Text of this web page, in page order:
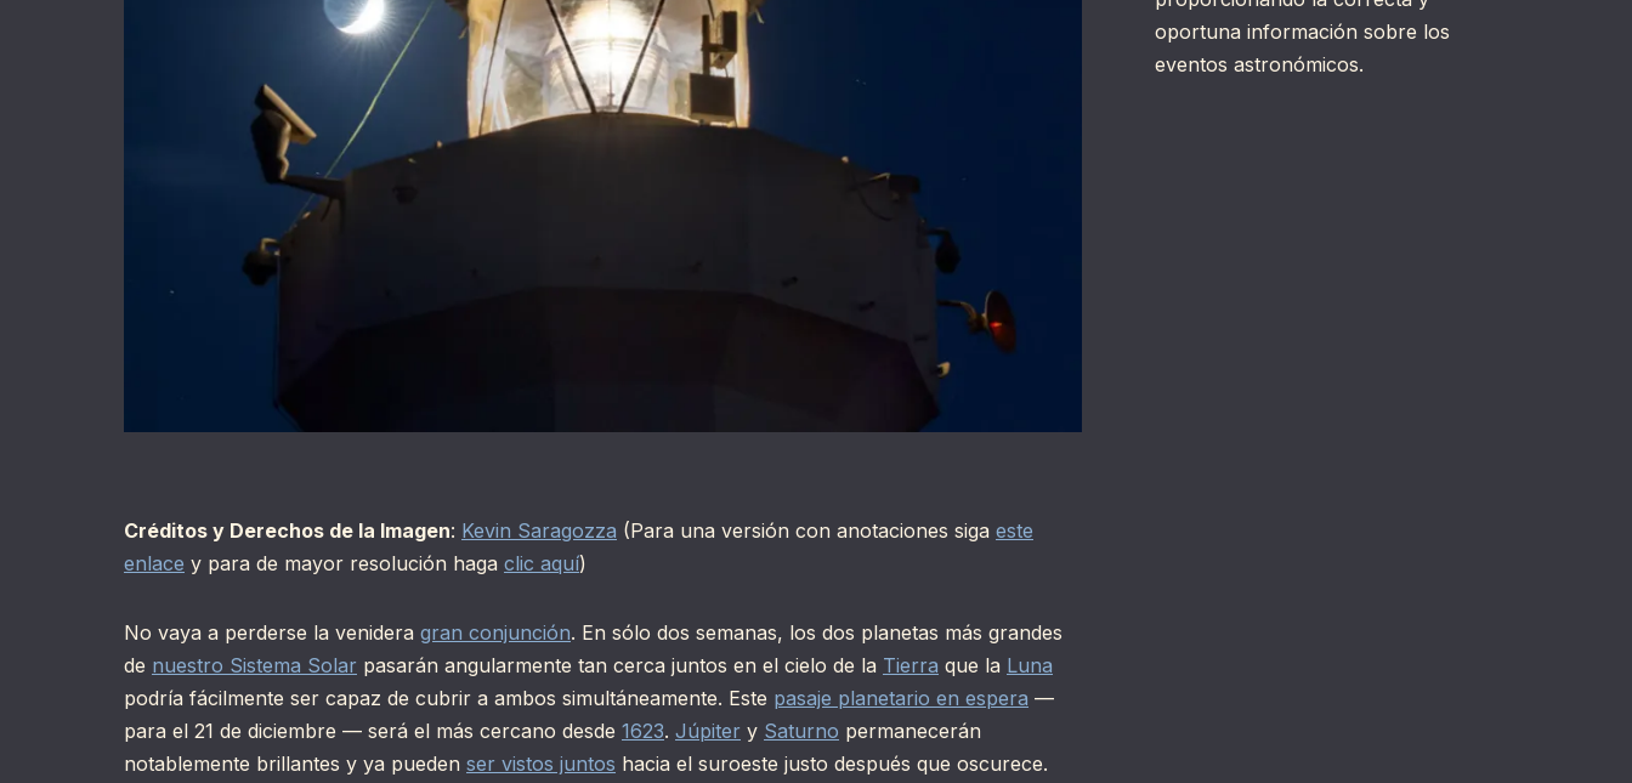
Créditos y Derechos de la Imagen: Kevin Saragozza (Para una versión con anotaciones siga este
enlace y para de mayor resolución haga clic aquí)
No vaya a perderse la venidera gran conjunción. En sólo dos semanas, los dos planetas más grandes
de nuestro Sistema Solar pasarán angularmente tan cerca juntos en el cielo de la Tierra que la Luna
podría fácilmente ser capaz de cubrir a ambos simultáneamente. Este pasaje planetario en espera —
para el 21 de diciembre — será el más cercano desde 1623. Júpiter y Saturno permanecerán
notablemente brillantes y ya pueden ser vistos juntos hacia el suroeste justo después que oscurece.
oportuna información sobre los
eventos astronómicos.